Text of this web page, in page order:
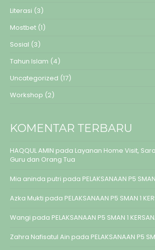
Literasi (3)
Mostbet (1)
Sosial (3)
Tahun Islam (4)
Uncategorized (17)
Workshop (2)
KOMENTAR TERBARU
HAQQUL AMIN pada Layanan Home Visit,
Guru dan Orang Tua
Mia aninda putri pada PELAKSANAAN P5
Azka Mukti pada PELAKSANAAN P5 SMAN 1
Wangi pada PELAKSANAAN P5 SMAN 1
Zahra Nafisatul Ain pada PELAKSANAAN P5